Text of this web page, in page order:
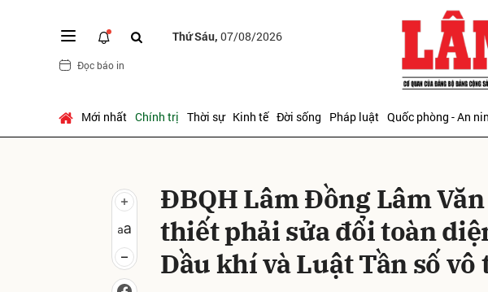
Thứ Sáu, 07/08/2026
Đọc báo in
Mới nhất Chính trị Thời sự Kinh tế Đời sống Pháp luật Quốc phòng - An
ĐBQH Lâm Đồng Lâm
thiết phải sửa đổi toàn
Dầu khí và Luật Tần số
Gửi bình luận